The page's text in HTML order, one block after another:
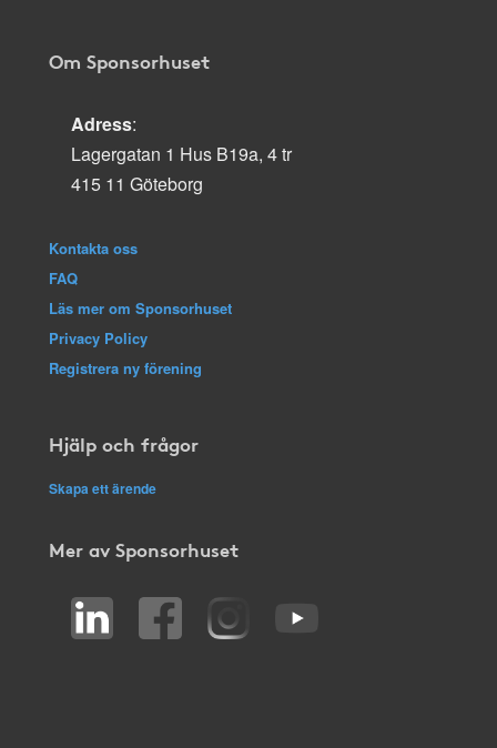
Om Sponsorhuset
Adress:
Lagergatan 1 Hus B19a, 4 tr
415 11 Göteborg
Kontakta oss
FAQ
Läs mer om Sponsorhuset
Privacy Policy
Registrera ny förening
Hjälp och frågor
Skapa ett ärende
Mer av Sponsorhuset